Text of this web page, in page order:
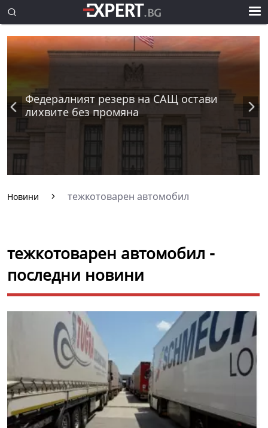
Федералният резерв на САЩ остави
лихвите без промяна
Новини тежкотоварен автомобил
тежкотоварен автомобил -
последни новини